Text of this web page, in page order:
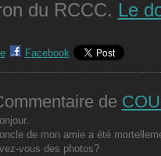
du RCCC. Le
Facebook
de
de mon amie a été
vous des photos?